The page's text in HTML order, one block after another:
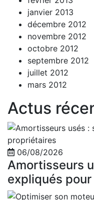
janvier 2013
décembre 2012
novembre 2012
octobre 2012
septembre 2012
juillet 2012
mars 2012
Actus
06/08/2026
Amortisseurs
expliqués